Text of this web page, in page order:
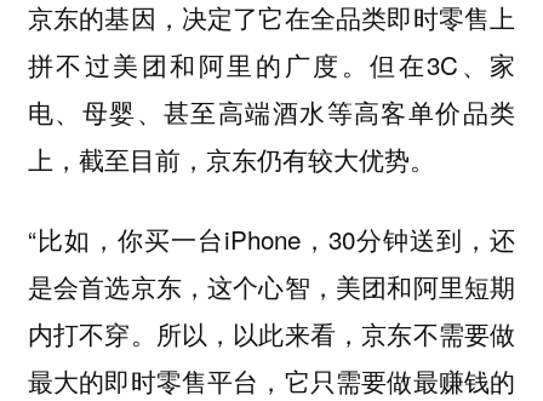
京东的基因，决定了它在全品类即时零售上
拼不过美团和阿里的广度。但在3C、家
电、母婴、甚至高端酒水等高客单价品类
上，截至目前，京东仍有较大优势。
“比如，你买一台iPhone，30分钟送到，还
是会首选京东，这个心智，美团和阿里短期
内打不穿。所以，以此来看， 京东不需要做
最大的即时零售平台，它只需要做最赚钱的